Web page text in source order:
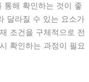
통해 확인하는 것이 좋
달라질 수 있는 요소가
조건을 구체적으로 전
확인하는 과정이 필요